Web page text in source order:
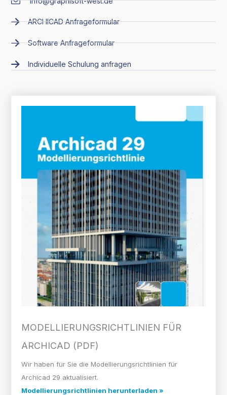
ARCHICAD Anfrageformular
Software Anfrageformular
Individuelle Schulung anfragen
MODELLIERUNGS­RICHTLINIEN FÜR
ARCHICAD (PDF)
Wir haben für Sie die Modellierungsrichtlinien für
Archicad 29 aktualisiert.
Modellierungsrichtlinien herunterladen »